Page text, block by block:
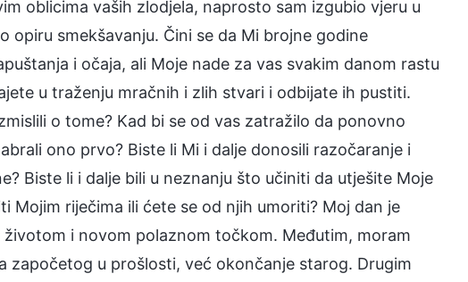
oblicima vaših zlodjela, naprosto sam izgubio vjeru u
opiru smekšavanju. Čini se da Mi brojne godine
i očaja, ali Moje nade za vas svakim danom rastu
u traženju mračnih i zlih stvari i odbijate ih pustiti.
o tome? Kad bi se od vas zatražilo da ponovno
ono prvo? Biste li Mi i dalje donosili razočaranje i
Biste li i dalje bili u neznanju što učiniti da utješite Moje
Mojim riječima ili ćete se od njih umoriti? Moj dan je
i novom polaznom točkom. Međutim, moram
u prošlosti, već okončanje starog. Drugim